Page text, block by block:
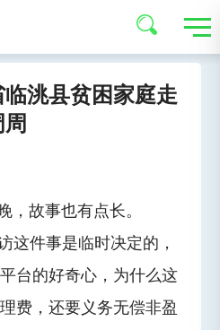
洮县贫困家庭走
，故事也有点长。
这件事是临时决定的，
台的好奇心，为什么这
费，还要义务无偿非盈